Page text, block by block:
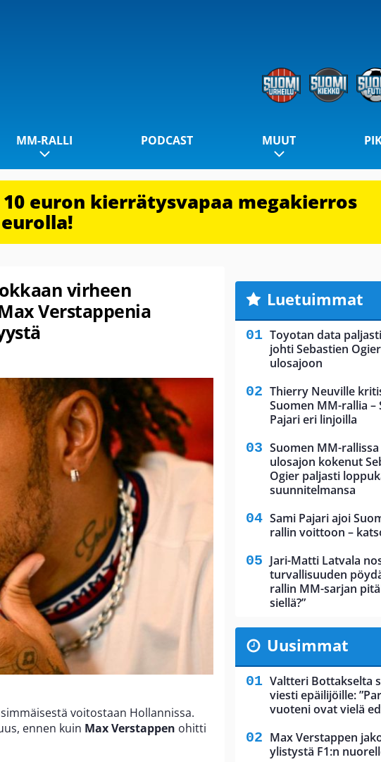
MM-RALLI PODCAST MUUT
euron kierrätysvapaa megakierros
virheen
Verstappenia
voitostaan Hollannissa.
ennen kuin Max Verstappen ohitti
Luetuimmat
Toyotan data
johti Sebastien
ulosajoon
Thierry Neuville
Suomen MM-rallia –
Pajari eri linjoilla
Suomen MM-
ulosajon kokenut
Ogier paljasti
suunnitelmansa
Sami Pajari ajoi
rallin voittoon –
Jari-Matti Latvala
turvallisuuden
rallin MM-sarjan
siellä?”
Uusimmat
Valtteri Bottakselta
viesti epäilijöille:
vuoteni ovat vielä
Max Verstappen
ylistystä F1:n